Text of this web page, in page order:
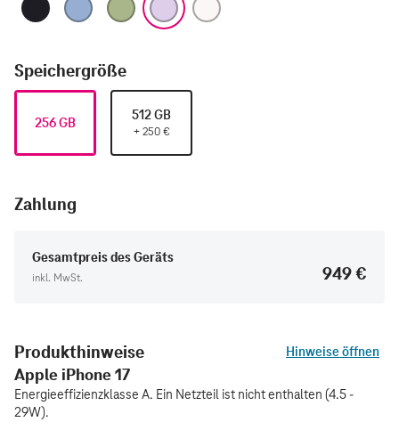
Speichergröße
256 GB 512 GB
+ 250 €
Zahlung
Gesamtpreis des Geräts
inkl. MwSt. 949 €
Produkthinweise Hinweise öffnen
Apple iPhone 17
Energieeffizienzklasse A. Ein Netzteil ist nicht enthalten (4.5 -
29W).